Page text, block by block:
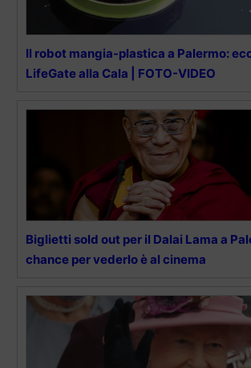
Il robot mangia-plastica a Palermo:
LifeGate alla Cala | FOTO-VIDEO
Biglietti sold out per il Dalai Lama a
chance per vederlo è al cinema